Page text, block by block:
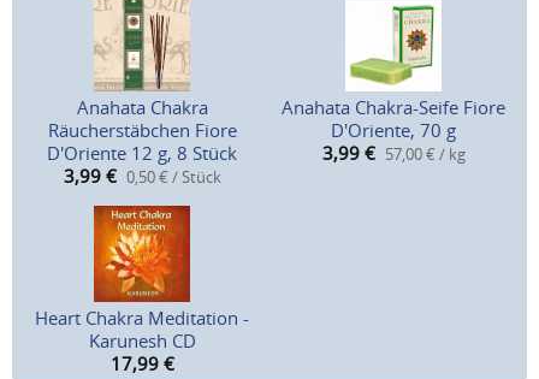
Anahata Chakra
Räucherstäbchen Fiore
D'Oriente 12 g, 8 Stück
3,99 € 0,50 € / Stück
Anahata Chakra-Seife Fiore
D'Oriente, 70 g
3,99 € 57,00 € / kg
Heart Chakra Meditation -
Karunesh CD
17,99 €